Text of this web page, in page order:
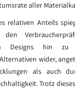
aller
relativen Anteils
den
Designs hin zu
wider,
als auch
Trotz